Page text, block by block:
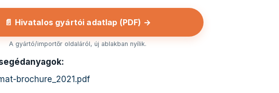
📄 Hivatalos gyártói adatlap (PDF) →
A gyártó/importőr oldaláról, új ablakban nyílik.
brochure_2021.pdf